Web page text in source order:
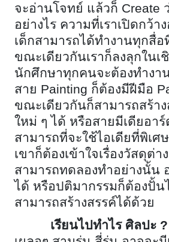
จะอ่านโจทย์ แล้วก็ Create
อย่างไร ความที่เราเปิดกว้า
เด็กสามารถได้ทำงานทุกสื่อ
ขณะเดียวกันเราก็ลงลุกในเ
นักศึกษาทุกคนจะต้องทำงา
สาย Painting ก็ต้องมีฝีมือ
ขณะเดียวกันก็สามารถสร้า
ใหม่ ๆ ได้ หรือสายมีเดียอาร์
สามารถที่จะใช้ไอเดียที่พิเ
เขาก็ต้องเข้าใจเรื่องวัสดุต่า
สามารถทดลองทำอย่างนั้น
ได้ หรือปติมากรรมก็ต้องปั้น
สามารถสร้างสรรค์ได้ด้วย
เรียนไปทำไร ศิลปะ ?